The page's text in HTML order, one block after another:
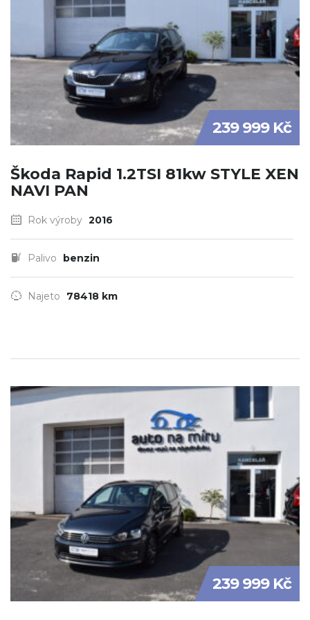
239 999 Kč
Škoda Rapid 1.2TSI 81kw STYLE XEN
NAVI PAN
Rok výroby 2016
Palivo benzin
Najeto 78418 km
239 999 Kč